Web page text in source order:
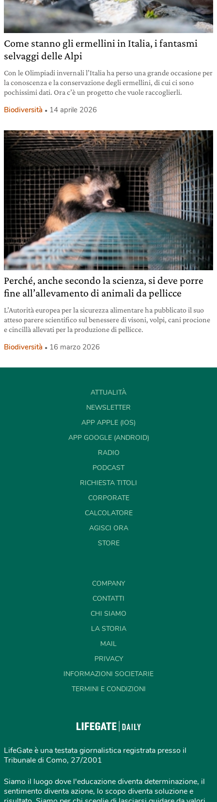
Come stanno gli ermellini in Italia, i fantasmi
selvaggi delle Alpi
Con le Olimpiadi invernali l’Italia ha perso una grande occasione per
la conoscenza e la conservazione degli ermellini, di cui ci sono
pochissimi dati. Ora c’è un progetto che vuole raccoglierli.
Biodiversità 14 aprile 2026
Perché, anche secondo la scienza, si deve porre
fine all’allevamento di animali da pellicce
L’Autorità europea per la sicurezza alimentare ha pubblicato il suo
atteso parere scientifico sul benessere di visoni, volpi, cani procione
e cincillà allevati per la produzione di pellicce.
Biodiversità 16 marzo 2026
ATTUALITÀ
NEWSLETTER
APP APPLE (IOS)
APP GOOGLE (ANDROID)
RADIO
PODCAST
RICHIESTA TITOLI
CORPORATE
CALCOLATORE
AGISCI ORA
STORE
COMPANY
CONTATTI
CHI SIAMO
LA STORIA
MAIL
PRIVACY
INFORMAZIONI SOCIETARIE
TERMINI E CONDIZIONI
LifeGate è una testata giornalistica registrata presso il
Tribunale di Como, 27/2001
Siamo il luogo dove l'educazione diventa determinazione, il
sentimento diventa azione, lo scopo diventa soluzione e